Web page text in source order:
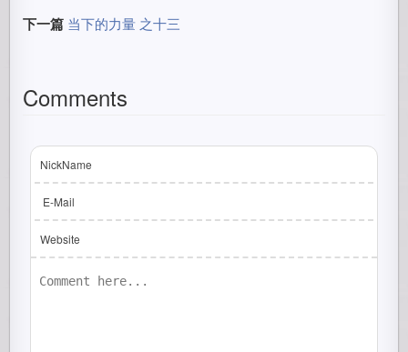
下一篇 当下的力量 之十三
Comments
NickName
E-Mail
Website